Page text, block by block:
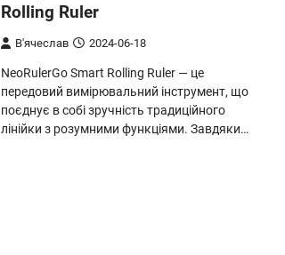
Rolling Ruler
В'ячеслав 2024-06-18
NeoRulerGo Smart Rolling Ruler — це
передовий вимірювальний інструмент, що
поєднує в собі зручність традиційного
лінійки з розумними функціями. Завдяки…